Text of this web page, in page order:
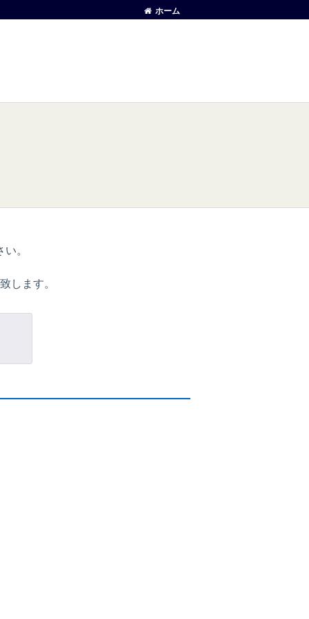
ホーム
。
します。